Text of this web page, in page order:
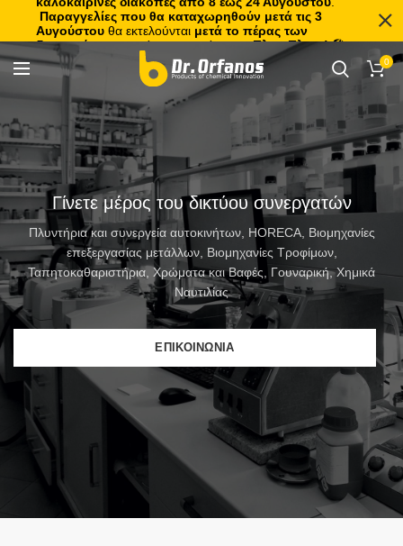
0
Γίνετε μέρος του δικτύου συνεργατών
Πλυντήρια και συνεργεία αυτοκινήτων, HORECA, Βιομηχανίες
επεξεργασίας μετάλλων, Βιομηχανίες Τροφίμων,
Ταπητοκαθαριστήρια, Χρώματα και Βαφές, Γουναρική, Χημικά
Ναυτιλίας
ΕΠΙΚΟΙΝΩΝΙΑ
Παραγγελίες που θα καταχωρηθούν μετά τις 3
Αυγούστου θα εκτελούνται μετά το πέρας των
διακοπών, με σειρά προτεραιότητας.Πλιτς Πλατς!🏖️🌊